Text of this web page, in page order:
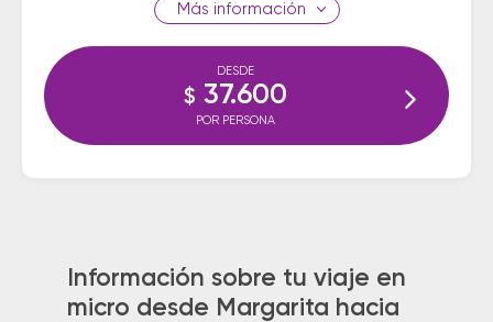
información
DESDE
$ 37.600
POR PERSONA
Información sobre tu viaje en
micro desde Margarita hacia